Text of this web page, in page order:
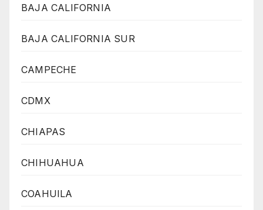
BAJA CALIFORNIA
BAJA CALIFORNIA SUR
CAMPECHE
CDMX
CHIAPAS
CHIHUAHUA
COAHUILA